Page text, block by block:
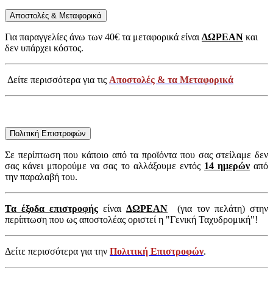
Αποστολές & Μεταφορικά
Για παραγγελίες άνω των 40€ τα μεταφορικά είναιΔΩΡΕΑΝ και
δεν υπάρχει κόστος.
Δείτε περισσότερα για τις Αποστολές & τα Μεταφορικά
Πολιτική Επιστροφών
Σε περίπτωση που κάποιο από τα προϊόντα που σας στείλαμε δεν
σας κάνει μπορούμε να σας το αλλάξουμε εντός 14 ημερώναπό
την παραλαβή του.
Τα έξοδα επιστροφής είναι ΔΩΡΕΑΝ (για τον πελάτη) στην
περίπτωση που ως αποστολέας οριστεί η "Γενική Ταχυδρομική"!
Δείτε περισσότερα για την Πολιτική Επιστροφών.